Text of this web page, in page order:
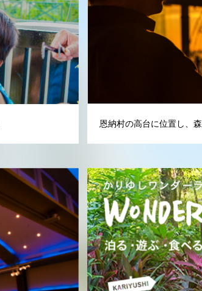
恩納村の高台に位置し、